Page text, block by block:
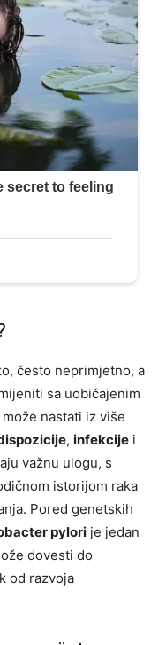
često neprimjetno, a
sa uobičajenim
nastati iz više
, infekcije i
važnu ulogu, s
istorijom raka
Pored genetskih
pylori je jedan
dovesti do
od razvoja